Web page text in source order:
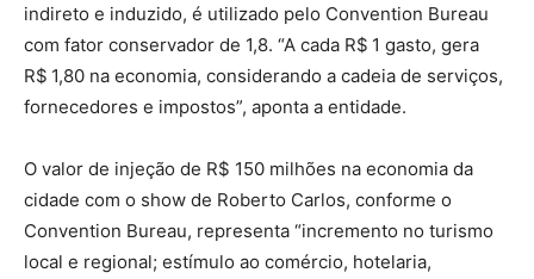
indireto e induzido, é utilizado pelo Convention Bureau
com fator conservador de 1,8. “A cada R$ 1 gasto, gera
R$ 1,80 na economia, considerando a cadeia de serviços,
fornecedores e impostos”, aponta a entidade.
O valor de injeção de R$ 150 milhões na economia da
cidade com o show de Roberto Carlos, conforme o
Convention Bureau, representa “incremento no turismo
local e regional; estímulo ao comércio, hotelaria,